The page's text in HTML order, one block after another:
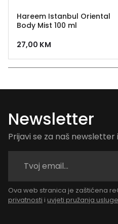
Hareem Istanbul Oriental
Body Mist 100 ml
27,00 KM
Newsletter
Prijavi se za naš
Ova web stranica je zaštićena
privatnosti i uvjeti pružanja usluge